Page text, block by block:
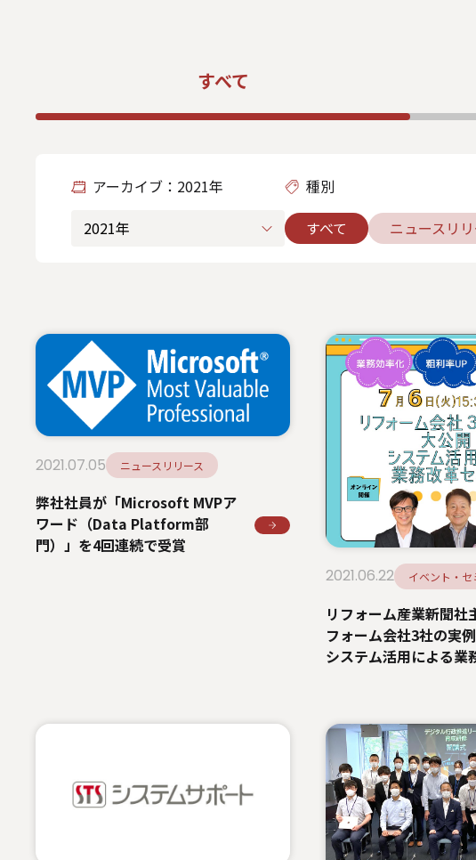
すべて
アーカイブ：2021年
種別
すべて
ニュースリ
2021.07.05 ニュースリリース
弊社社員が「Microsoft MVPア
ワード（Data Platform部
門）」を4回連続で受賞
2021.06.22 イベント・セ
リフォーム産業新聞社
フォーム会社3社の実
システム活用による業